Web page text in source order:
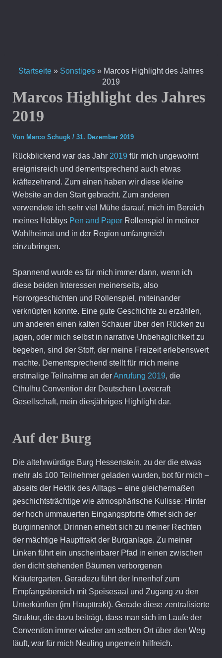
Startseite » Sonstiges » Marcos Highlight des Jahres
2019
Marcos Highlight des Jahres
2019
Von Marco Schugk / 31. Dezember 2019
Rückblickend war das Jahr 2019 für mich ungewohnt
ereignisreich und dementsprechend auch etwas
kräftezehrend. Zum einen haben wir diese kleine
Website an den Start gebracht. Zum anderen
verwendete ich sehr viel Mühe darauf, mich im Bereich
meines Hobbys Pen and PaperRollenspiel in meiner
Wahlheimat und in der Region umfangreich
einzubringen.
Spannend wurde es für mich immer dann, wenn ich
diese beiden Interessen meinerseits, also
Horrorgeschichten und Rollenspiel, miteinander
verknüpfen konnte. Eine gute Geschichte zu erzählen,
um anderen einen kalten Schauer über den Rücken zu
jagen, oder mich selbst in narrative Unbehaglichkeit zu
begeben, sind der Stoff, der meine Freizeit erlebenswert
machte. Dementsprechend stellt für mich meine
erstmalige Teilnahme an derAnrufung 2019, die
Cthulhu Convention der Deutschen Lovecraft
Gesellschaft, mein diesjähriges Highlight dar.
Auf der Burg
Die altehrwürdige Burg Hessenstein, zu der die etwas
mehr als 100 Teilnehmer geladen wurden, bot für mich –
abseits der Hektik des Alltags – eine gleichermaßen
geschichtsträchtige wie atmosphärische Kulisse: Hinter
der hoch ummauerten Eingangspforte öffnet sich der
Burginnenhof. Drinnen erhebt sich zu meiner Rechten
der mächtige Haupttrakt der Burganlage. Zu meiner
Linken führt ein unscheinbarer Pfad in einen zwischen
den dicht stehenden Bäumen verborgenen
Kräutergarten. Geradezu führt der Innenhof zum
Empfangsbereich mit Speisesaal und Zugang zu den
Unterkünften (im Haupttrakt). Gerade diese zentralisierte
Struktur, die dazu beiträgt, dass man sich im Laufe der
Convention immer wieder am selben Ort über den Weg
läuft, war für mich Neuling ungemein hilfreich.